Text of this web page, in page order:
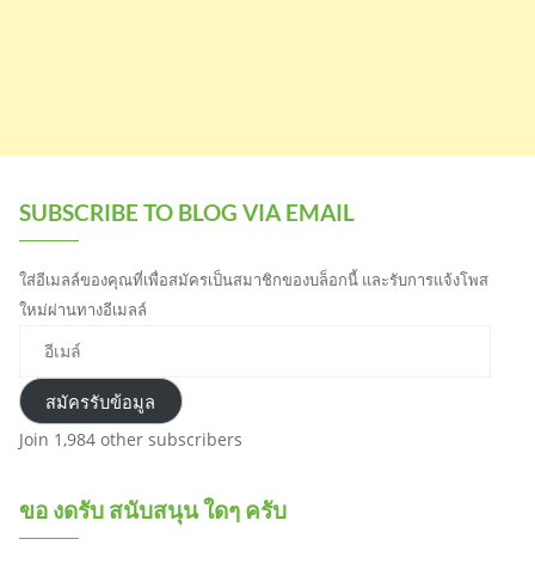
SUBSCRIBE TO BLOG VIA EMAIL
ใส่อีเมลล์ของคุณที่เพื่อสมัครเป็นสมาชิกของบล็อกนี้ และรับการแจ้งโพส
ใหม่ผ่านทางอีเมลล์
ม
สมัครรับข้อมูล
Join 1,984 other subscribers
ขอ งดรับ สนับสนุน ใดๆ ครับ